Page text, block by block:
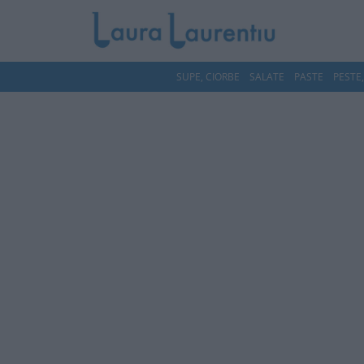
SUPE, CIORBE SALATE PASTE